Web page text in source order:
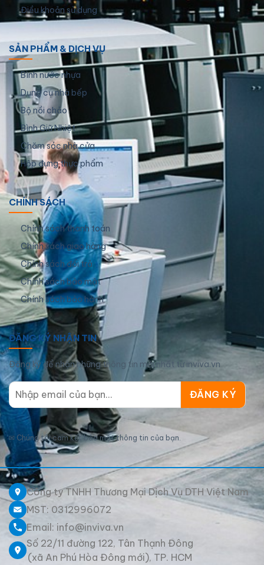
Điều khoản sử dụng
SẢN PHẨM & DỊCH VỤ
Bình nước nhựa
Dụng cụ nhà bếp
Bộ nồi chảo
Bình Giữ Nhiệt
Chăm sóc nhà cửa
Hộp đựng thực phẩm
CHÍNH SÁCH
Chính sách thanh toán
Chính sách giao hàng
Chính sách đổi trả
Chính sách bảo mật
Chính sách bảo hành
ĐĂNG KÝ NHẬN TIN
Đăng ký để nhận những thông tin mới nhất từ inviva.vn
✉ Chúng tôi cam kết bảo mật thông tin của bạn.
Công ty TNHH Thương Mại Dịch Vụ DTH Việt Nam
MST: 0312996072
Email: info@inviva.vn
Số 22/11 đường 122, Tân Thạnh Đông
(xã An Phú Hòa Đông mới), TP. HCM